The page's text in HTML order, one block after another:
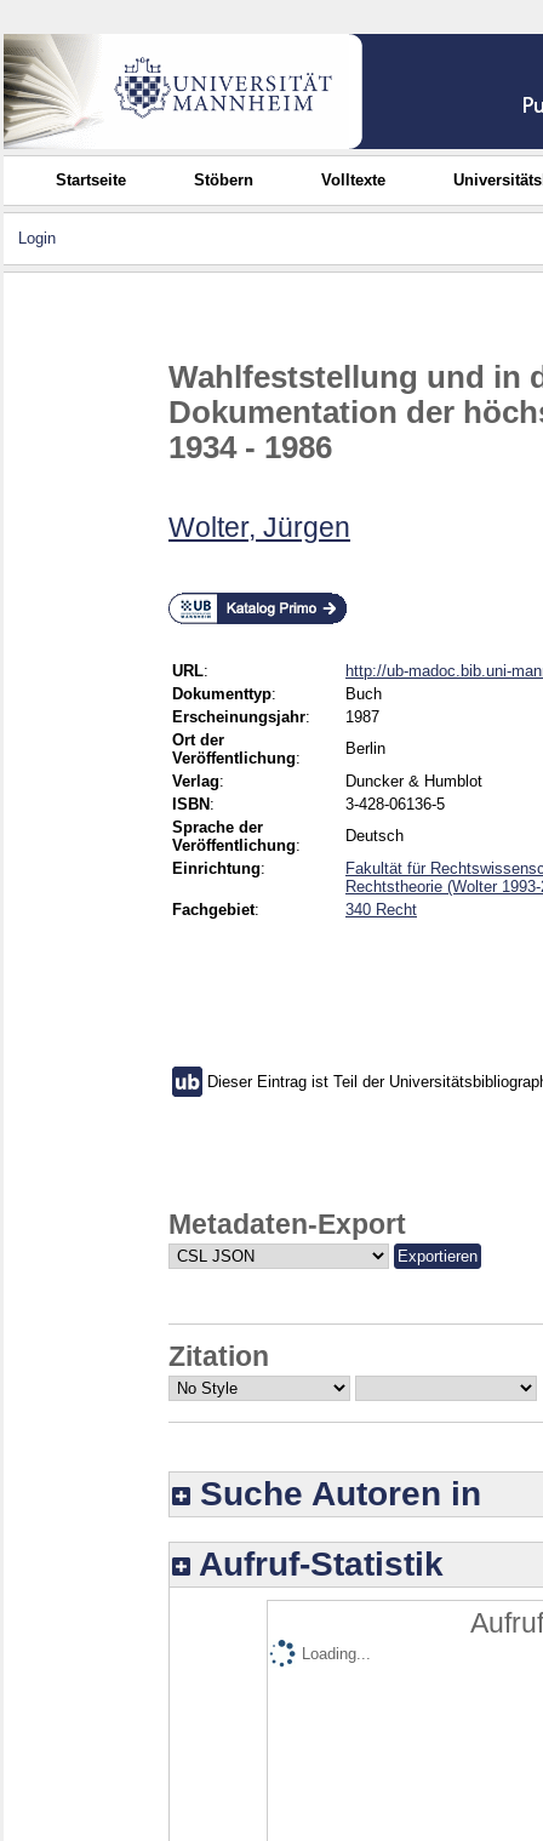
Startseite Stöbern Volltexte
Login
Wahlfeststellung und in
Dokumentation der
1934 - 1986
Wolter, Jürgen
URL:
http://ub-madoc.bib.uni-
Dokumenttyp:
Buch
Erscheinungsjahr:
1987
Ort der
Veröffentlichung:
Berlin
Verlag:
Duncker & Humblot
ISBN :
3-428-06136-5
Sprache der
Veröffentlichung:
Deutsch
Einrichtung:
Fakultät für
Rechtstheorie (Wolter
Fachgebiet: 340 Recht
Dieser Eintrag ist Teil der
Metadaten-Export
Zitation
Suche Autoren in
Aufruf-Statistik
Loading...